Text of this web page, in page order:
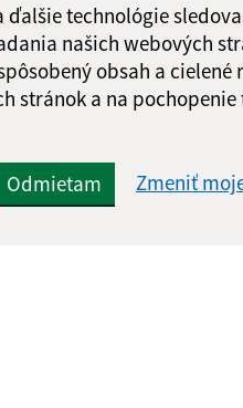
ďalšie technológie
našich webových
obsah a cielené
stránok a na
Odmietam Zmeniť